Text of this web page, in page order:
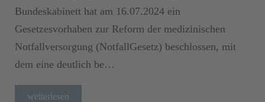
Bundeskabinett hat am 16.07.2024 ein
Gesetzesvorhaben zur Reform der medizinischen
Notfallversorgung (NotfallGesetz) beschlossen, mit
dem eine deutlich be…
weiterlesen